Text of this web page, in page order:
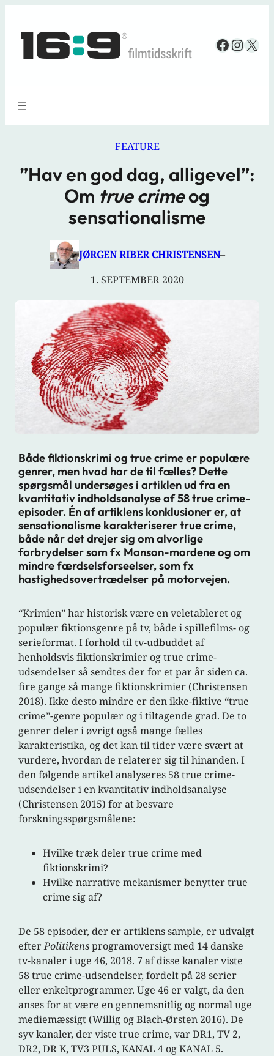
indhold
X
FEATURE
”Hav en god dag, alligevel”:
Om true crimeog
sensationalisme
JØRGEN RIBER CHRISTENSEN–
1. SEPTEMBER 2020
Både fiktionskrimi og true crime er populære
genrer, men hvad har de til fælles? Dette
spørgsmål undersøges i artiklen ud fra en
kvantitativ indholdsanalyse af 58 true crime-
episoder. Én af artiklens konklusioner er, at
sensationalisme karakteriserer true crime,
både når det drejer sig om alvorlige
forbrydelser som fx Manson-mordene og om
mindre færdselsforseelser, som fx
hastighedsovertrædelser på motorvejen.
“Krimien” har historisk være en veletableret og
populær fiktionsgenre på tv, både i spillefilms- og
serieformat. I forhold til tv-udbuddet af
henholdsvis fiktionskrimier og true crime-
udsendelser så sendtes der for et par år siden ca.
fire gange så mange fiktionskrimier (Christensen
2018). Ikke desto mindre er den ikke-fiktive “true
crime”-genre populær og i tiltagende grad. De to
genrer deler i øvrigt også mange fælles
karakteristika, og det kan til tider være svært at
vurdere, hvordan de relaterer sig til hinanden. I
den følgende artikel analyseres 58 true crime-
udsendelser i en kvantitativ indholdsanalyse
(Christensen 2015) for at besvare
forskningsspørgsmålene:
Hvilke træk deler true crime med
fiktionskrimi?
Hvilke narrative mekanismer benytter true
crime sig af?
De 58 episoder, der er artiklens sample, er udvalgt
efterPolitikensprogramoversigt med 14 danske
tv-kanaler i uge 46, 2018. 7 af disse kanaler viste
58 true crime-udsendelser, fordelt på 28 serier
eller enkeltprogrammer. Uge 46 er valgt, da den
anses for at være en gennemsnitlig og normal uge
mediemæssigt (Willig og Blach-Ørsten 2016). De
syv kanaler, der viste true crime, var DR1, TV 2,
DR2, DR K, TV3 PULS, KANAL 4 og KANAL 5.